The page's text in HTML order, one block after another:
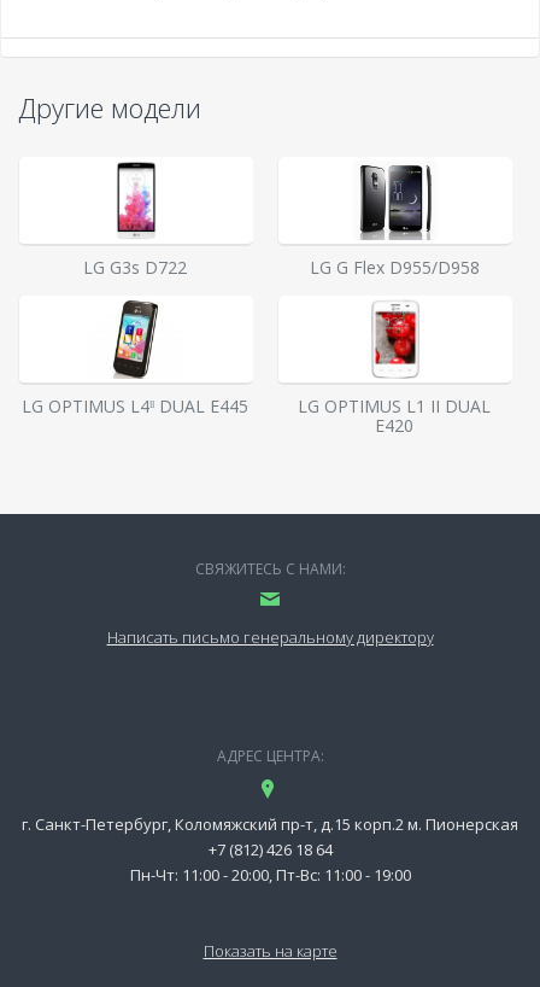
Другие модели
LG G3s D722 LG G Flex D955/D958
LG OPTIMUS L4ˡˡ DUAL E445
LG OPTIMUS L1 II DUAL
E420
СВЯЖИТЕСЬ С НАМИ:
Написать письмо генеральному директору
АДРЕС ЦЕНТРА:
г. Санкт-Петербург, Коломяжский пр-т, д.15 корп.2 м. Пионерская
+7 (812) 426 18 64
Пн-Чт: 11:00 - 20:00, Пт-Вс: 11:00 - 19:00
Показать на карте